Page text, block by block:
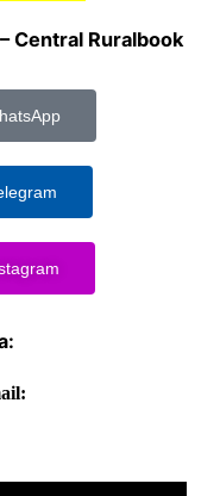
Central Ruralbook